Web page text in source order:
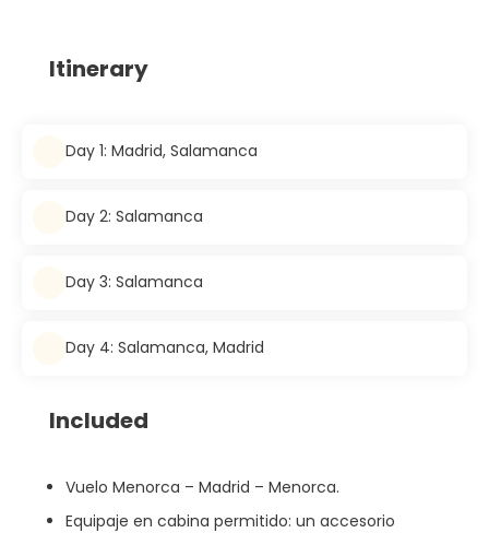
Itinerary
Day 1: Madrid, Salamanca
Day 2: Salamanca
Day 3: Salamanca
Day 4: Salamanca, Madrid
Included
Vuelo Menorca – Madrid – Menorca.
Equipaje en cabina permitido: un accesorio